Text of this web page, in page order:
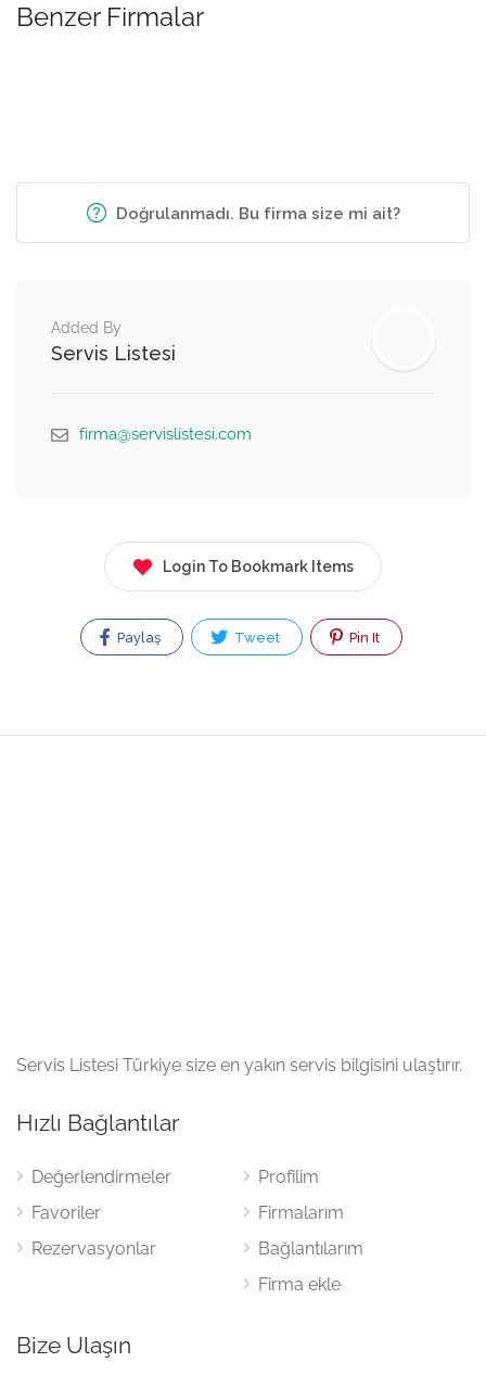
Benzer Firmalar
Doğrulanmadı. Bu firma size mi ait?
Added By
Servis Listesi
firma@servislistesi.com
Login To Bookmark Items
Paylaş Tweet Pin It
Servis Listesi Türkiye size en yakın servis bilgisini ulaştırır.
Hızlı Bağlantılar
Değerlendirmeler
Favoriler
Rezervasyonlar
Profilim
Firmalarım
Bağlantılarım
Firma ekle
Bize Ulaşın